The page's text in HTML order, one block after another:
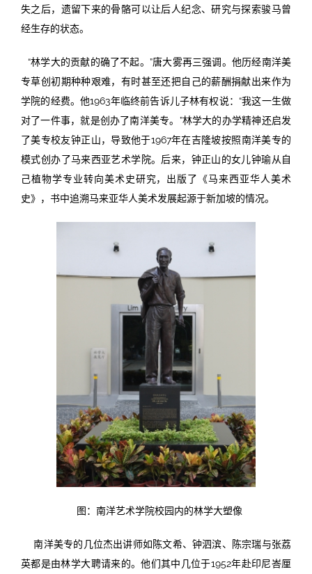
失之后，遗留下来的骨骼可以让后人纪念、研究与探索骏马曾
经生存的状态。
“林学大的贡献的确了不起。”唐大雾再三强调。他历经南洋美
专草创初期种种艰难，有时甚至还把自己的薪酬捐献出来作为
学院的经费。他1963年临终前告诉儿子林有权说：“我这一生做
对了一件事，就是创办了南洋美专。”林学大的办学精神还启发
了美专校友钟正山，导致他于1967年在吉隆坡按照南洋美专的
模式创办了马来西亚艺术学院。后来，钟正山的女儿钟瑜从自
己植物学专业转向美术史研究，出版了《马来西亚华人美术
史》，书中追溯马来亚华人美术发展起源于新加坡的情况。
图：南洋艺术学院校园内的林学大塑像
南洋美专的几位杰出讲师如陈文希、钟泗滨、陈宗瑞与张荔
英都是由林学大聘请来的。他们其中几位于1952年赴印尼峇厘